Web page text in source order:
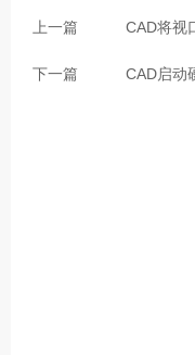
上一篇 CAD将视
下一篇 CAD启动